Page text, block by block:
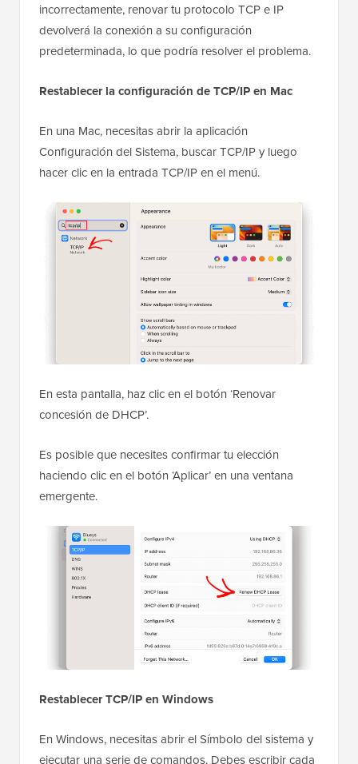
incorrectamente, renovar tu protocolo TCP e IP
devolverá la conexión a su configuración
predeterminada, lo que podría resolver el problema.
Restablecer la configuración de TCP/IP en Mac
En una Mac, necesitas abrir la aplicación
Configuración del Sistema, buscar TCP/IP y luego
hacer clic en la entrada TCP/IP en el menú.
En esta pantalla, haz clic en el botón ‘Renovar
concesión de DHCP’.
Es posible que necesites confirmar tu elección
haciendo clic en el botón ‘Aplicar’ en una ventana
emergente.
Restablecer TCP/IP en Windows
En Windows, necesitas abrir el Símbolo del sistema y
ejecutar una serie de comandos. Debes escribir cada